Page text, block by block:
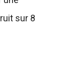
sur 8